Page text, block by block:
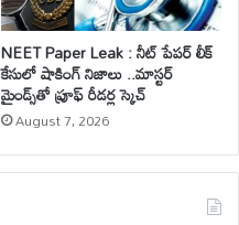
NEET Paper Leak : నీట్ పేపర్ లీక్
కేసులో షాకింగ్ నిజాలు ..మాస్టర్
మైండ్స్‌తో ప్రూఫ్ రీడర్ల స్కెచ్
August 7, 2026